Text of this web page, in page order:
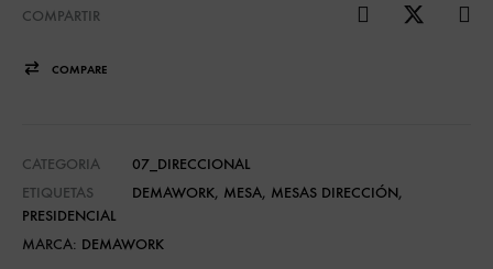
COMPARTIR
COMPARE
CATEGORIA
07_DIRECCIONAL
ETIQUETAS
DEMAWORK, MESA, MESAS DIRECCIÓN,
PRESIDENCIAL
MARCA: DEMAWORK